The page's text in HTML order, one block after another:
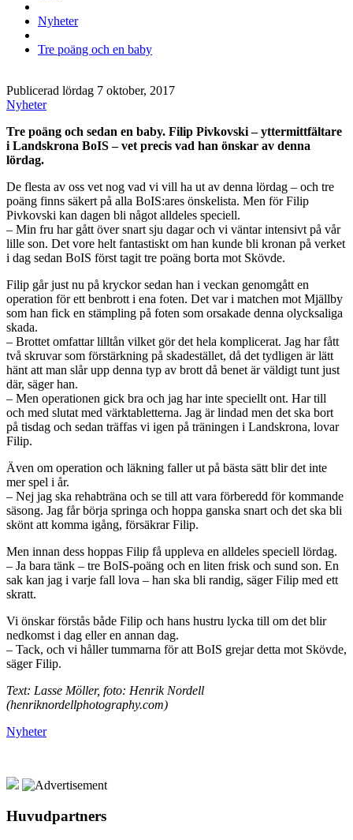
Nyheter
Tre poäng och en baby
Publicerad lördag 7 oktober, 2017
Nyheter
Tre poäng och sedan en baby. Filip Pivkovski – yttermittfältare
i Landskrona BoIS – vet precis vad han önskar av denna
lördag.
De flesta av oss vet nog vad vi vill ha ut av denna lördag – och tre
poäng finns säkert på alla BoIS:ares önskelista. Men för Filip
Pivkovski kan dagen bli något alldeles speciell.
– Min fru har gått över snart sju dagar och vi väntar intensivt på vår
lille son. Det vore helt fantastiskt om han kunde bli kronan på verket
i dag sedan BoIS först tagit tre poäng borta mot Skövde.
Filip går just nu på kryckor sedan han i veckan genomgått en
operation för ett benbrott i ena foten. Det var i matchen mot Mjällby
som han fick en stämpling på foten som orsakade denna olycksaliga
skada.
– Brottet omfattar lilltån vilket gör det hela komplicerat. Jag har fått
två skruvar som förstärkning på skadestället, då det tydligen är lätt
hänt att man slår upp denna typ av brott då benet är väldigt tunt just
där, säger han.
– Men operationen gick bra och jag har inte speciellt ont. Har till
och med slutat med värktabletterna. Jag är lindad men det ska bort
på tisdag och sedan träffas vi igen på träningen i Landskrona, lovar
Filip.
Även om operation och läkning faller ut på bästa sätt blir det inte
mer spel i år.
– Nej jag ska rehabträna och se till att vara förberedd för kommande
säsong. Jag får börja springa och hoppa ganska snart och det ska bli
skönt att komma igång, försäkrar Filip.
Men innan dess hoppas Filip få uppleva en alldeles speciell lördag.
– Ja bara tänk – tre BoIS-poäng och en liten frisk och sund son. En
sak kan jag i varje fall lova – han ska bli randig, säger Filip med ett
skratt.
Vi önskar förstås både Filip och hans hustru lycka till om det blir
nedkomst i dag eller en annan dag.
– Tack, och vi håller tummarna för att BoIS grejar detta mot Skövde,
säger Filip.
Text: Lasse Möller, foto: Henrik Nordell
(henriknordellphotography.com)
Nyheter
Huvudpartners